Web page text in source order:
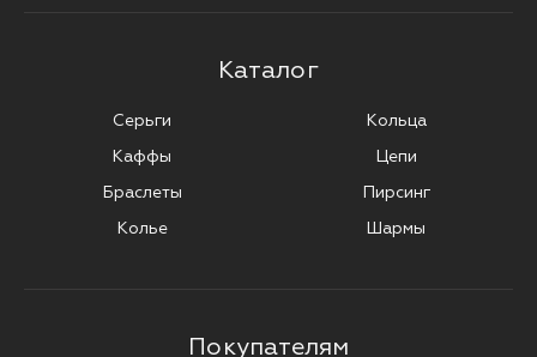
Каталог
Серьги
Каффы
Браслеты
Колье
Кольца
Цепи
Пирсинг
Шармы
Покупателям